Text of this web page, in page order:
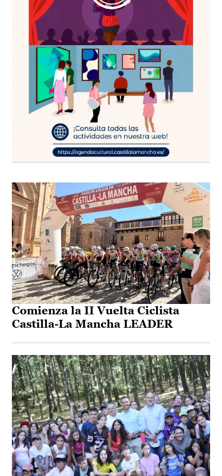
Comienza la II Vuelta Ciclista
Castilla-La Mancha LEADER